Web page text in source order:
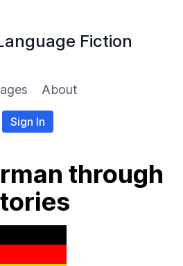
Fiction
About
Sign In
through